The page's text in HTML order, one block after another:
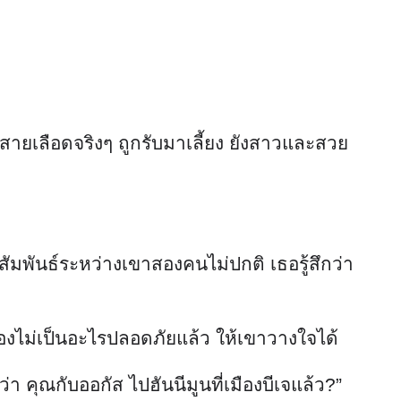
เลือดจริงๆ ถูกรับมาเลี้ยง ยังสาวและสวย
พันธ์ระหว่างเขาสองคนไม่ปกติ เธอรู้สึกว่า
ม่เป็นอะไรปลอดภัยแล้ว ให้เขาวางใจได้
า คุณกับออกัส ไปฮันนีมูนที่เมืองบีเจแล้ว?”